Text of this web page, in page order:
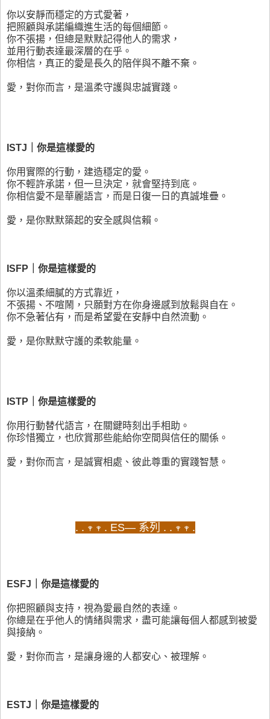
你以安靜而穩定的方式愛著，
把照顧與承諾編織進生活的每個細節。
你不張揚，但總是默默記得他人的需求，
並用行動表達最深層的在乎。
你相信，真正的愛是長久的陪伴與不離不棄。
愛，對你而言，是溫柔守護與忠誠實踐。
ISTJ｜你是這樣愛的
你用實際的行動，建造穩定的愛。
你不輕許承諾，但一旦決定，就會堅持到底。
你相信愛不是華麗語言，而是日復一日的真誠堆疊。
愛，是你默默築起的安全感與信賴。
ISFP｜你是這樣愛的
你以溫柔細膩的方式靠近，
不張揚、不喧鬧，只願對方在你身邊感到放鬆與自在。
你不急著佔有，而是希望愛在安靜中自然流動。
愛，是你默默守護的柔軟能量。
ISTP｜你是這樣愛的
你用行動替代語言，在關鍵時刻出手相助。
你珍惜獨立，也欣賞那些能給你空間與信任的關係。
愛，對你而言，是誠實相處、彼此尊重的實踐智慧。
. . 𖥧 𖥧 . ES— 系列 . . 𖥧 𖥧 .
ESFJ｜你是這樣愛的
你把照顧與支持，視為愛最自然的表達。
你總是在乎他人的情緒與需求，盡可能讓每個人都感到被愛
與接納。
愛，對你而言，是讓身邊的人都安心、被理解。
ESTJ｜你是這樣愛的